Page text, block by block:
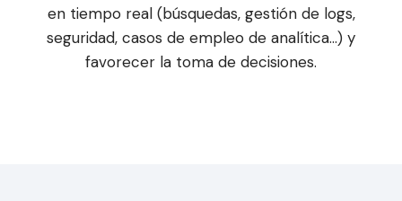
en tiempo real (búsquedas, gestión de logs,
seguridad, casos de empleo de analítica…) y
favorecer la toma de decisiones.